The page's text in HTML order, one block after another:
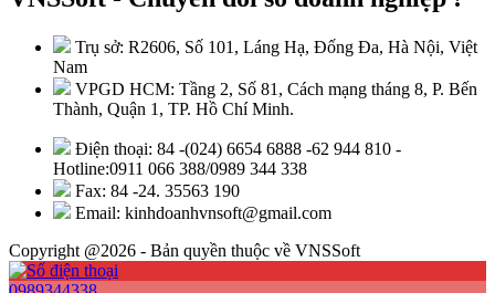
Trụ sở: R2606, Số 101, Láng Hạ, Đống Đa, Hà Nội, Việt
Nam
VPGD HCM: Tầng 2, Số 81, Cách mạng tháng 8, P. Bến
Thành, Quận 1, TP. Hồ Chí Minh.
Điện thoại: 84 -(024) 6654 6888 -62 944 810 -
Hotline:0911 066 388/0989 344 338
Fax: 84 -24. 35563 190
Email: kinhdoanhvnsoft@gmail.com
Copyright @2026 - Bản quyền thuộc về VNSSoft